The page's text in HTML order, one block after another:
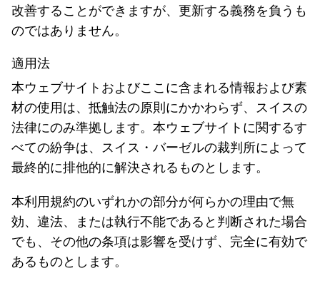
改善することができますが、更新する義務を負うも
のではありません。
適用法
本ウェブサイトおよびここに含まれる情報および素
材の使用は、抵触法の原則にかかわらず、スイスの
法律にのみ準拠します。本ウェブサイトに関するす
べての紛争は、スイス・バーゼルの裁判所によって
最終的に排他的に解決されるものとします。
本利用規約のいずれかの部分が何らかの理由で無
効、違法、または執行不能であると判断された場合
でも、その他の条項は影響を受けず、完全に有効で
あるものとします。